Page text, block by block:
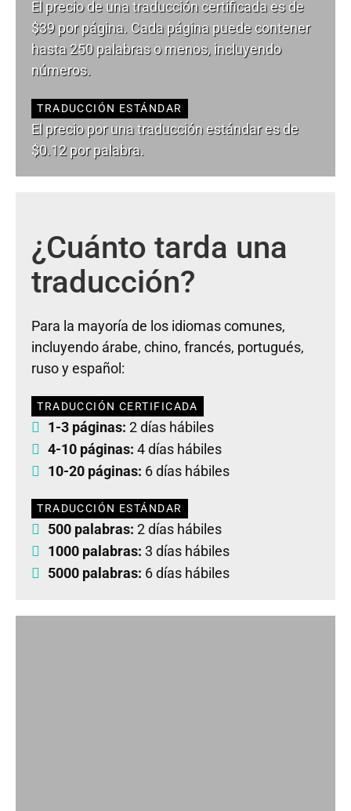
El precio de una traducción certificada es de
$39 por página. Cada página puede contener
hasta 250 palabras o menos, incluyendo
números.
TRADUCCIÓN ESTÁNDAR
El precio por una traducción estándar es de
$0.12 por palabra.
¿Cuánto tarda una
traducción?
Para la mayoría de los idiomas comunes,
incluyendo árabe, chino, francés, portugués,
ruso y español:
TRADUCCIÓN CERTIFICADA
1-3 páginas: 2 días hábiles
4-10 páginas: 4 días hábiles
10-20 páginas: 6 días hábiles
TRADUCCIÓN ESTÁNDAR
500 palabras: 2 días hábiles
1000 palabras: 3 días hábiles
5000 palabras: 6 días hábiles